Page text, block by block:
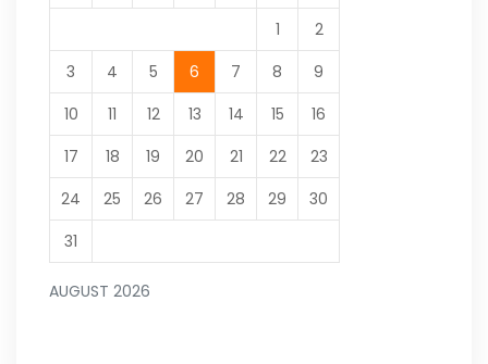
AUGUST 2026
1
2
3
4 5 6 7 8
9
10
11 12 13 14 15
16
17
18 19 20 21 22
23
24
25 26 27 28 29
30
31